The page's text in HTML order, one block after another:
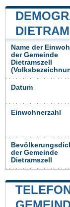
Name der
der Gemeinde
Dietramszell
Datum
Einwohnerzahl
der Gemeinde
Dietramszell